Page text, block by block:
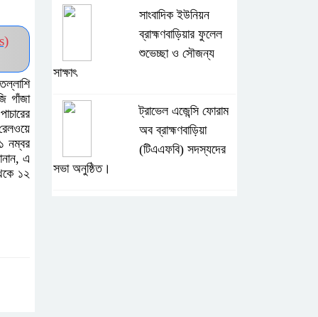
গাঁজা
নম্বর
এ
১২
সাংবাদিক ইউনিয়ন
ব্রাহ্মণবাড়িয়ার ফুলেল
শুভেচ্ছা ও সৌজন্য
সাক্ষাৎ
ট্রাভেল এজেন্সি ফোরাম
অব ব্রাহ্মণবাড়িয়া
(টিএএফবি) সদস্যদের
সভা অনুষ্ঠিত।